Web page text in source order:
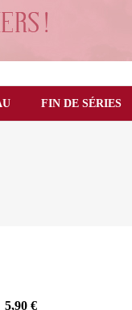
FIN DE SÉRIES
5,90 €